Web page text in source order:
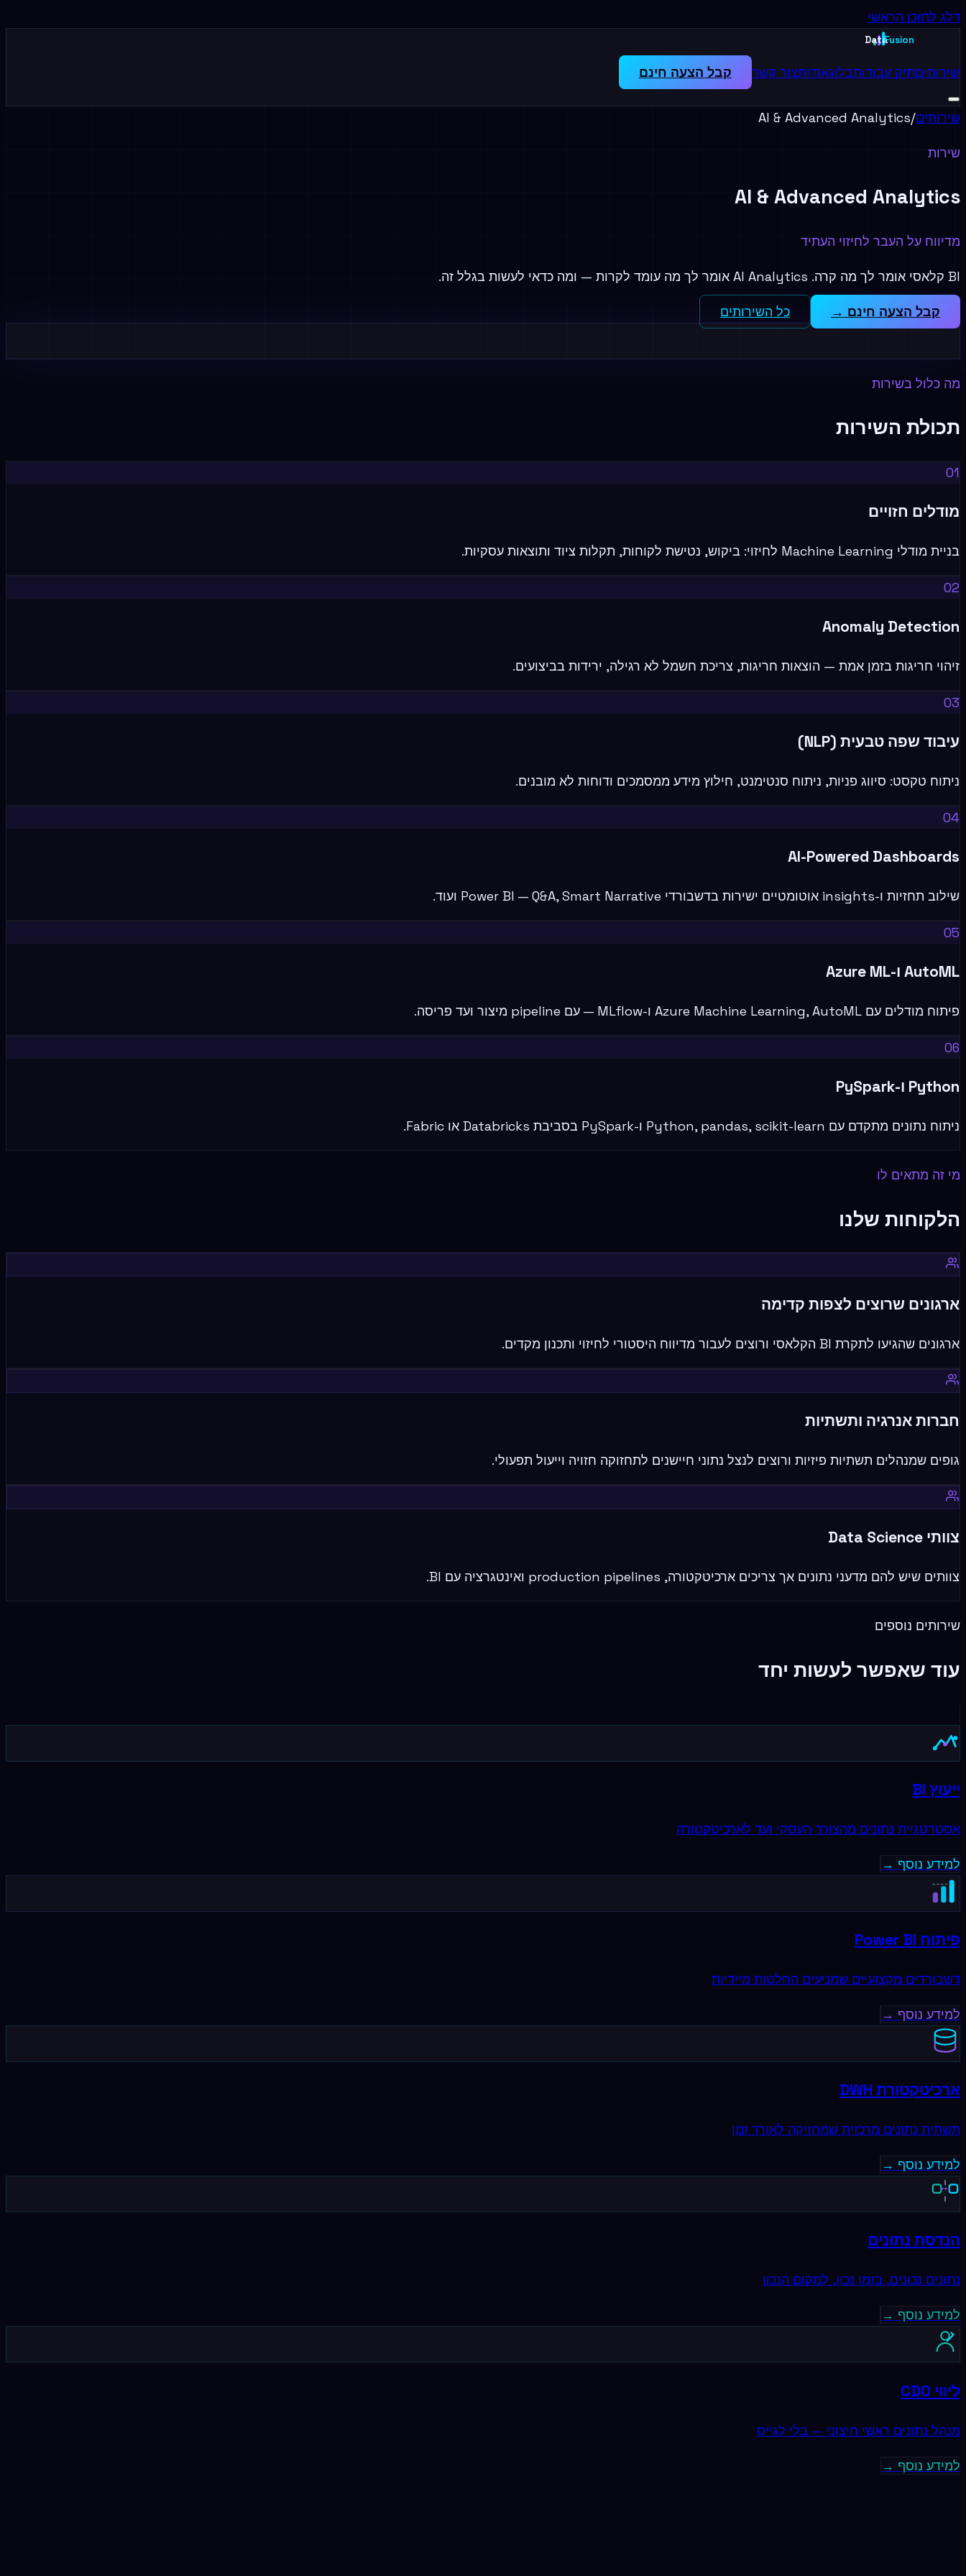
דלג לתוכן הראשי
DataFusion
שירותיםתיק עבודותבלוגאודותצור קשר קבל הצעה חינם
שירותים/
AI & Advanced Analytics
שירות
AI & Advanced Analytics
מדיווח על העבר לחיזוי העתיד
BI קלאסי אומר לך מה קרה. AI Analytics אומר לך מה עומד לקרות — ומה כדאי לעשות בגלל זה.
קבל הצעה חינם → כל השירותים
מה כלול בשירות
תכולת השירות
01
מודלים חזויים
בניית מודלי Machine Learning לחיזוי: ביקוש, נטישת לקוחות, תקלות ציוד ותוצאות עסקיות.
02
Anomaly Detection
זיהוי חריגות בזמן אמת — הוצאות חריגות, צריכת חשמל לא רגילה, ירידות בביצועים.
03
עיבוד שפה טבעית (NLP)
ניתוח טקסט: סיווג פניות, ניתוח סנטימנט, חילוץ מידע ממסמכים ודוחות לא מובנים.
04
AI-Powered Dashboards
שילוב תחזיות ו-insights אוטומטיים ישירות בדשבורדי Power BI — Q&A, Smart Narrative ועוד.
05
AutoML ו-Azure ML
פיתוח מודלים עם Azure Machine Learning, AutoML ו-MLflow — עם pipeline מיצור ועד פריסה.
06
Python ו-PySpark
ניתוח נתונים מתקדם עם Python, pandas, scikit-learn ו-PySpark בסביבת Databricks או Fabric.
מי זה מתאים לו
הלקוחות שלנו
ארגונים שרוצים לצפות קדימה
ארגונים שהגיעו לתקרת BI הקלאסי ורוצים לעבור מדיווח היסטורי לחיזוי ותכנון מקדים.
חברות אנרגיה ותשתיות
גופים שמנהלים תשתיות פיזיות ורוצים לנצל נתוני חיישנים לתחזוקה חזויה וייעול תפעולי.
צוותי Data Science
צוותים שיש להם מדעני נתונים אך צריכים ארכיטקטורה, production pipelines ואינטגרציה עם BI.
שירותים נוספים
עוד שאפשר לעשות יחד
ייעוץ BI
אסטרטגיית נתונים מהצורך העסקי ועד לארכיטקטורה
למידע נוסף →
פיתוח Power BI
דשבורדים מקצועיים שמניעים החלטות מיידיות
למידע נוסף →
ארכיטקטורת DWH
תשתית נתונים מרכזית שמחזיקה לאורך זמן
למידע נוסף →
הנדסת נתונים
נתונים נכונים, בזמן נכון, למקום הנכון
למידע נוסף →
ליווי CDO
מנהל נתונים ראשי חיצוני — בלי לגייס
למידע נוסף →